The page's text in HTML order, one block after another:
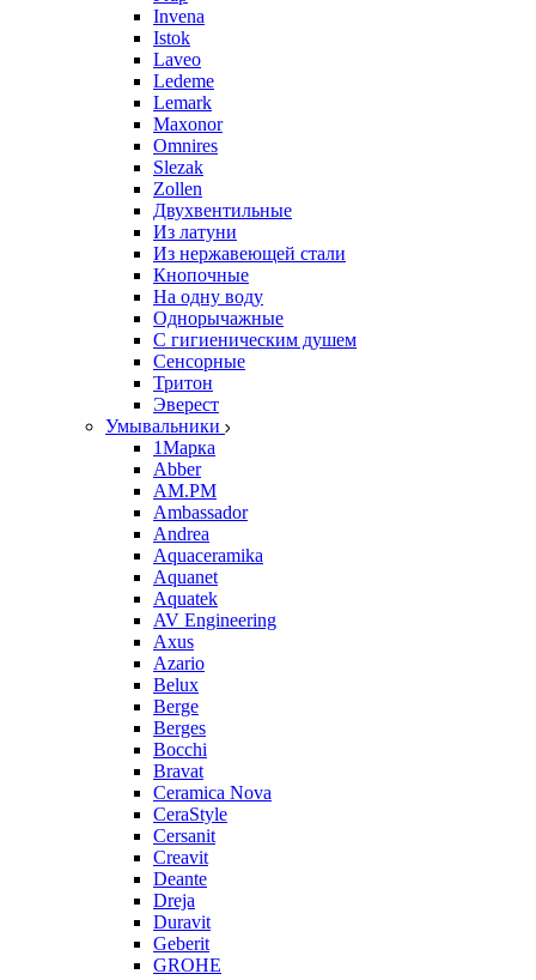
Invena
Istok
Laveo
Ledeme
Lemark
Maxonor
Omnires
Slezak
Zollen
Двухвентильные
Из латуни
Из нержавеющей стали
Кнопочные
На одну воду
Однорычажные
С гигиеническим душем
Сенсорные
Тритон
Эверест
Умывальники
1Марка
Abber
AM.PM
Ambassador
Andrea
Aquaceramika
Aquanet
Aquatek
AV Engineering
Axus
Azario
Belux
Berge
Berges
Bocchi
Bravat
Ceramica Nova
CeraStyle
Cersanit
Creavit
Deante
Dreja
Duravit
Geberit
GROHE